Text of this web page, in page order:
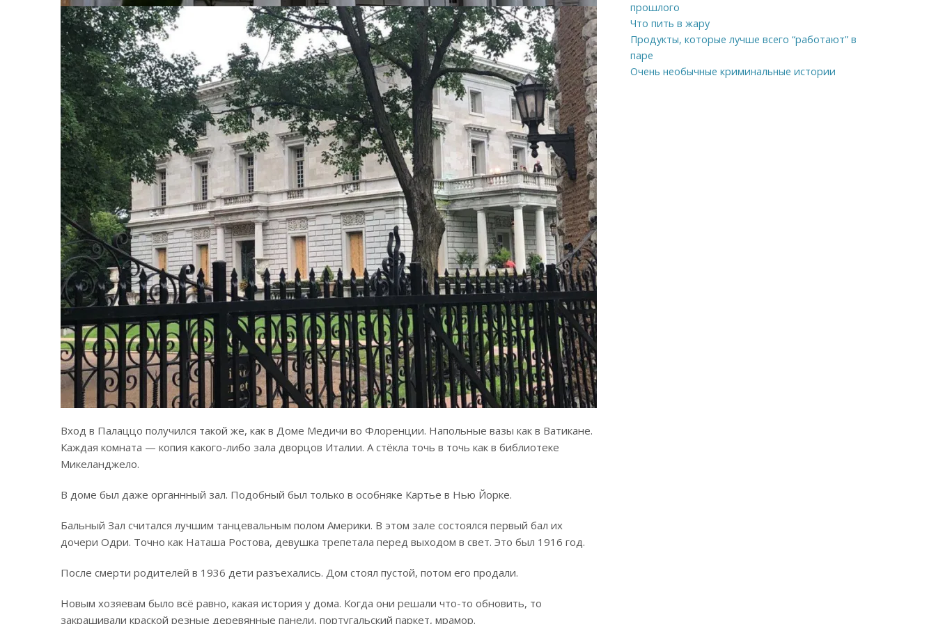
Вход в Палаццо получился такой же, как в Доме Медичи во Флоренции. Напольные вазы как в Ватикане.
Каждая комната — копия какого-либо зала дворцов Италии. А стёкла точь в точь как в библиотеке
Микеланджело.
В доме был даже органнный зал. Подобный был только в особняке Картье в Нью Йорке.⠀
Бальный Зал считался лучшим танцевальным полом Америки. В этом зале состоялся первый бал их
дочери Одри. Точно как Наташа Ростова, девушка трепетала перед выходом в свет. Это был 1916 год.⠀
После смерти родителей в 1936 дети разъехались. Дом стоял пустой, потом его продали.
Новым хозяевам было всё равно, какая история у дома. Когда они решали что-то обновить, то
закрашивали краской резные деревянные панели, португальский паркет, мрамор.
прошлого
Что пить в жару
Продукты, которые лучше всего “работают” в
паре
Очень необычные криминальные истории